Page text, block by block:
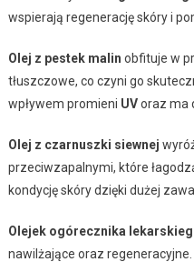
wspierają regenerację skóry i
Olej z pestek malin obfituje w
tłuszczowe, co czyni go
wpływem promieni UVoraz ma
Olej z czarnuszki siewnej
przeciwzapalnymi, które
kondycję skóry dzięki dużej
Olejek ogórecznika
nawilżające oraz regeneracyjne.